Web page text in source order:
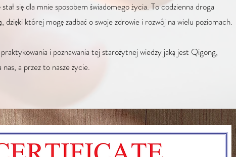
się dla mnie sposobem świadomego życia. To codzienna droga
dzięki której mogę zadbać o swoje zdrowie i rozwój na wielu poziomach.
i poznawania tej starożytnej wiedzy jaką jest Qigong,
a przez to nasze życie.